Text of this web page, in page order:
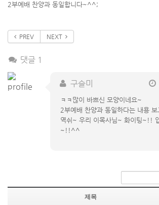
2부예배 찬양과 동일합니다~^^;
PREV NEXT
댓글 1
구슬미
ㅋㅋ많이 바쁘신 모양이네요~
2부예배 찬양과 동일하다는 내용
역쉬~ 우리 이목사님~ 화이팅~!!
~!!^^
제목